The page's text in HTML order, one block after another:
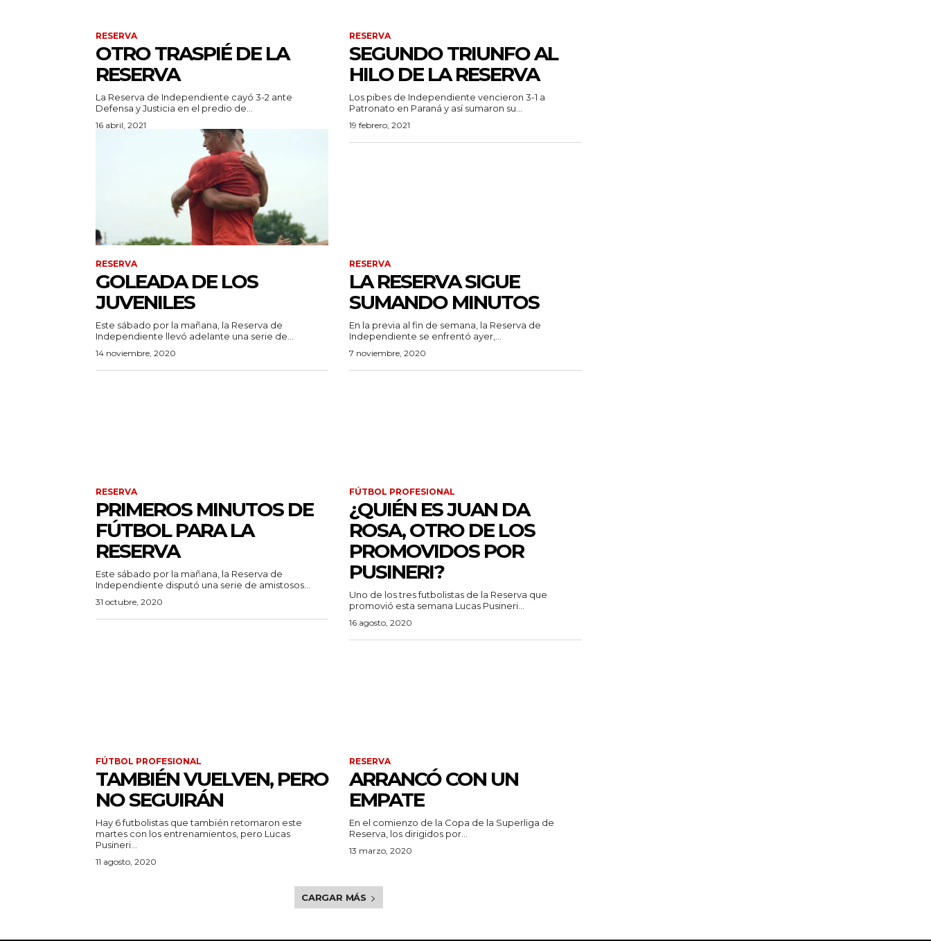
RESERVA
OTRO TRASPIÉ DE LA
RESERVA
La Reserva de Independiente cayó 3-2 ante
Defensa y Justicia en el predio de...
16 abril, 2021
RESERVA
SEGUNDO TRIUNFO AL
HILO DE LA RESERVA
Los pibes de Independiente vencieron 3-1 a
Patronato en Paraná y así sumaron su...
19 febrero, 2021
RESERVA
GOLEADA DE LOS
JUVENILES
Este sábado por la mañana, la Reserva de
Independiente llevó adelante una serie de...
14 noviembre, 2020
RESERVA
LA RESERVA SIGUE
SUMANDO MINUTOS
En la previa al fin de semana, la Reserva de
Independiente se enfrentó ayer,...
7 noviembre, 2020
RESERVA
PRIMEROS MINUTOS DE
FÚTBOL PARA LA
RESERVA
Este sábado por la mañana, la Reserva de
Independiente disputó una serie de amistosos...
31 octubre, 2020
FÚTBOL PROFESIONAL
¿QUIÉN ES JUAN DA
ROSA, OTRO DE LOS
PROMOVIDOS POR
PUSINERI?
Uno de los tres futbolistas de la Reserva que
promovió esta semana Lucas Pusineri...
16 agosto, 2020
FÚTBOL PROFESIONAL
TAMBIÉN VUELVEN, PERO
NO SEGUIRÁN
Hay 6 futbolistas que también retomaron este
martes con los entrenamientos, pero Lucas
Pusineri...
11 agosto, 2020
RESERVA
ARRANCÓ CON UN
EMPATE
En el comienzo de la Copa de la Superliga de
Reserva, los dirigidos por...
13 marzo, 2020
CARGAR MÁS